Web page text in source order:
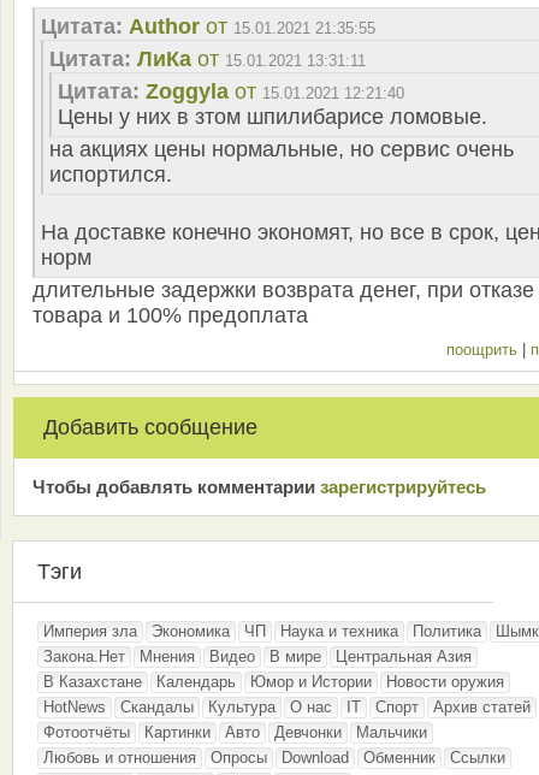
Цитата: Author от 15.01.2021 21:35:55
Цитата: ЛиКа от 15.01.2021 13:31:11
Цитата: Zoggyla от 15.01.2021 12:21:40
Цены у них в зтом шпилибарисе ломовые.
на акциях цены нормальные, но сервис очень
испортился.
На доставке конечно экономят, но все в срок,
норм
длительные задержки возврата денег, при отказе
товара и 100% предоплата
поощрить
Добавить сообщение
Чтобы добавлять комментарии зарeгиcтрирyйтeсь
Тэги
Империя зла Экономика ЧП Наука и техника Политика
Закона.Нет
Мнения Видео В мире
Центральная Азия
В Казахстане
Календарь Юмор и Истории
Новости оружия
HotNews
Скандалы Культура О нас IT Спорт
Архив статей
Фотоотчёты
Картинки Авто Девчонки
Мальчики
Любовь и отношения
Опросы Download Обменник
Ссылки